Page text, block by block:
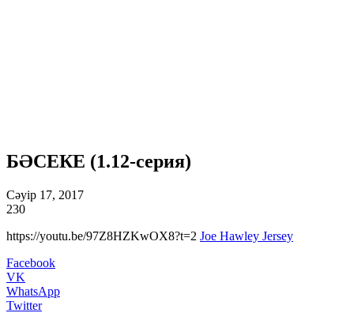
БӘСЕКЕ (1.12-серия)
Сәуір 17, 2017
230
https://youtu.be/97Z8HZKwOX8?t=2 Joe Hawley Jersey
Facebook
VK
WhatsApp
Twitter